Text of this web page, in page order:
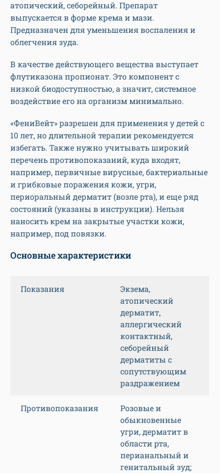
атопический, себорейный. Препарат
выпускается в форме крема и мази.
Предназначен для уменьшения воспаления и
облегчения зуда.
В качестве действующего вещества выступает
флутиказона пропионат. Это компонент с
низкой биодоступностью, а значит, системное
воздействие его на организм минимально.
«ФениВейт» разрешен для применения у детей с
10 лет, но длительной терапии рекомендуется
избегать. Также нужно учитывать широкий
перечень противопоказаний, куда входят,
например, первичные вирусные, бактериальные
и грибковые поражения кожи, угри,
периоральный дерматит (возле рта), и еще ряд
состояний (указаны в инструкции). Нельзя
наносить крем на закрытые участки кожи,
например, под повязки.
Основные характеристики
Показания
Экзема,
атопический
дерматит,
аллергический
контактный,
себорейный
дерматиты с
сопутствующим
раздражением
Противопоказания
Розовые и
обыкновенные
угри, дерматит в
области рта,
перианальный и
генитальный зуд;